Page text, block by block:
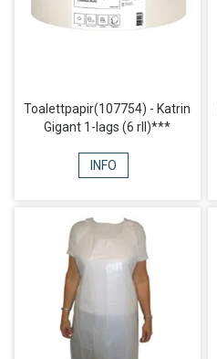
Toalettpapir(107754) - Katrin
Gigant 1-lags (6 rll)***
INFO